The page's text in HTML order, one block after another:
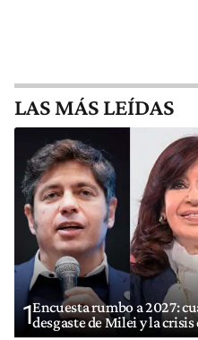
LAS MÁS LEÍDAS
1Encuesta rumbo a 2027:
desgaste de Milei y la